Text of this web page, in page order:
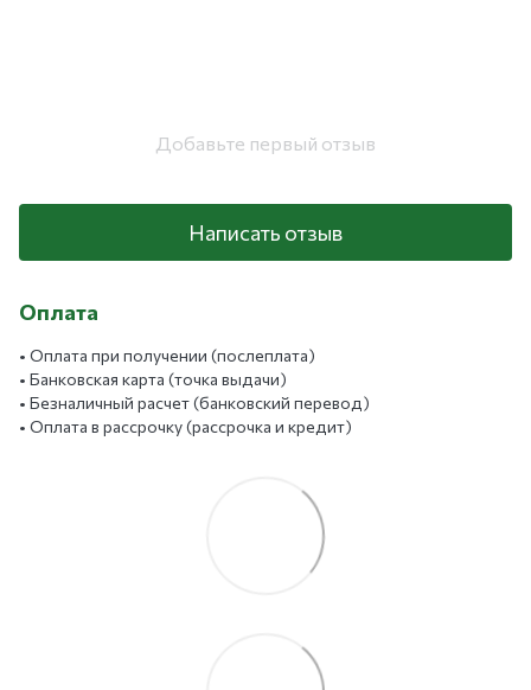
Добавьте первый отзыв
Написать отзыв
Оплата
• Оплата при получении (послеплата)
• Банковская карта (точка выдачи)
• Безналичный расчет (банковский перевод)
• Оплата в рассрочку (рассрочка и кредит)